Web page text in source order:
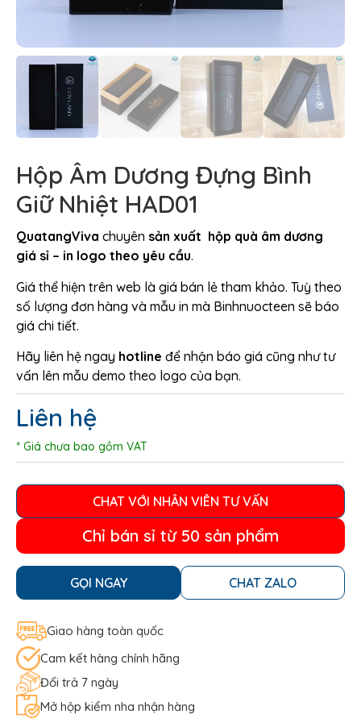
Hộp Âm Dương Đựng Bình
Giữ Nhiệt HAD01
QuatangViva chuyên sản xuất hộp quà âm dương
giá sỉ – in logo theo yêu cầu.
Giá thể hiện trên web là giá bán lẻ tham khảo. Tuỳ theo
số lượng đơn hàng và mẫu in mà Binhnuocteen sẽ báo
giá chi tiết.
Hãy liên hệ ngay hotline để nhận báo giá cũng như tư
vấn lên mẫu demo theo logo của bạn.
Liên hệ
* Giá chưa bao gồm VAT
CHAT VỚI NHÂN VIÊN TƯ VẤN
Chỉ bán sỉ từ 50 sản phẩm
GỌI NGAY CHAT ZALO
Giao hàng toàn quốc
Cam kết hàng chính hãng
Đổi trả 7 ngày
Mở hộp kiểm nha nhận hàng